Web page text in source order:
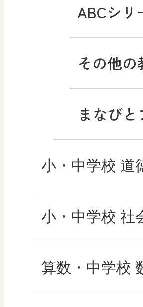
つなぐ つ
ABCシリ
その他
まなび
小・中学校 道
どうとく
どうす
―マンガ
小・中学校 社
社会科
算数・中学校